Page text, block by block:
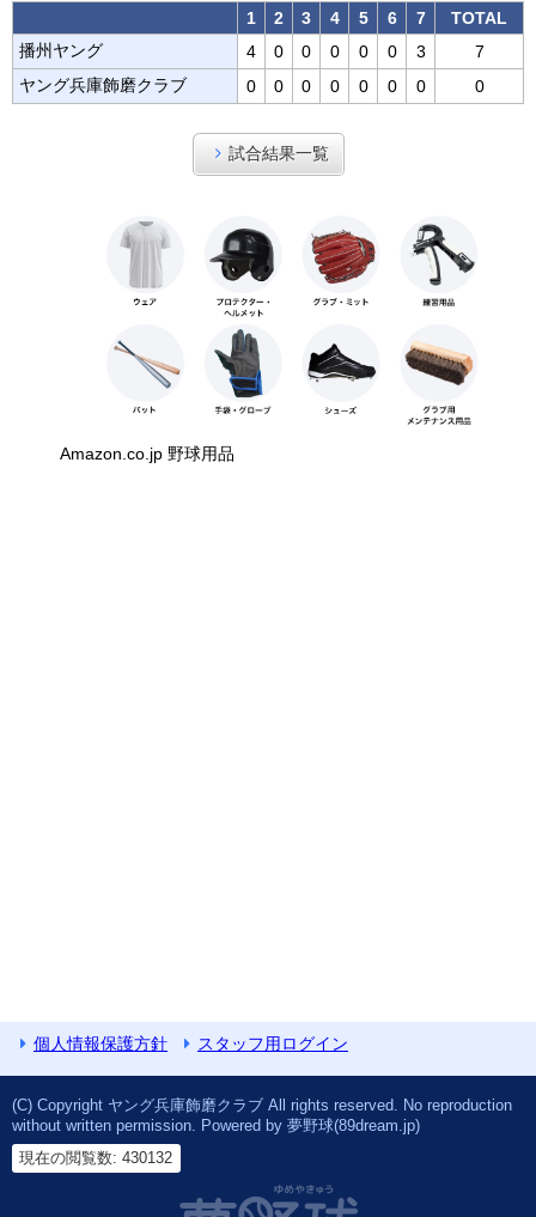
1
2 3 4 5 6 7
TOTAL
播州ヤング
4 0 0 0 0 0 3
7
ヤング兵庫飾磨クラブ
0 0 0 0 0 0 0 0
試合結果一覧
Amazon.co.jp 野球用品
個人情報保護方針 スタッフ用ログイン
(C) Copyright ヤング兵庫飾磨クラブ All rights reserved. No reproduction
without written permission. Powered by 夢野球(89dream.jp)
現在の閲覧数: 430132